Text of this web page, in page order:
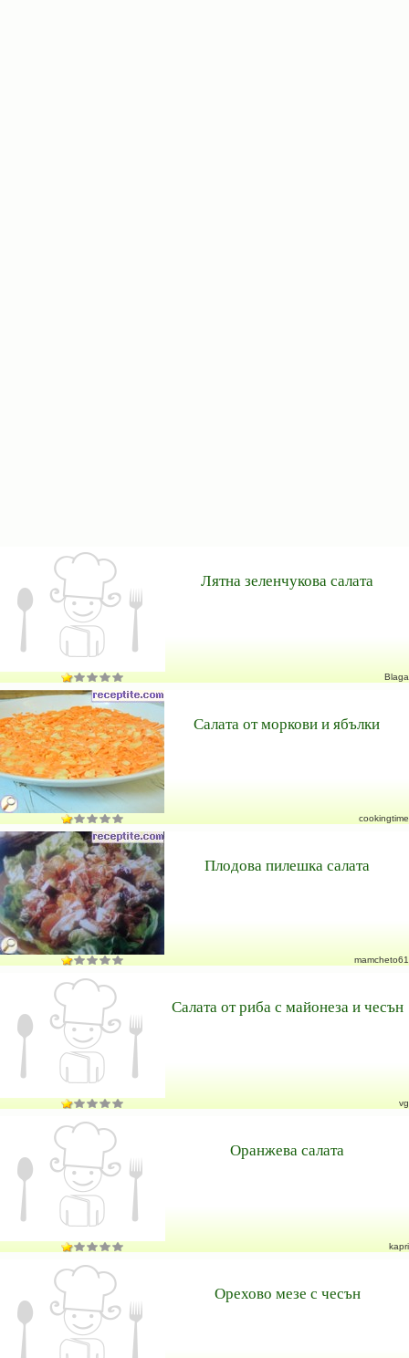
Лятна зеленчукова салата
Blaga
Салата от моркови и ябълки
cookingtime
Плодова пилешка салата
mamcheto61
Салата от риба с майонеза и чесън
vg
Оранжева салата
kapri
Орехово мезе с чесън